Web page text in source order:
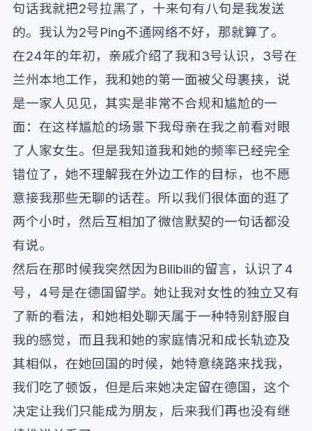
句话我就把2号拉黑了，十来句有八句是我发送
的。我认为2号Ping不通网络不好，那就算了。
在24年的年初，亲戚介绍了我和3号认识，3号在
兰州本地工作，我和她的第一面被父母裹挟，说
是一家人见见，其实是非常不合规和尴尬的一
面：在这样尴尬的场景下我母亲在我之前看对眼
了人家女生。但是我知道我和她的频率已经完全
错位了，她不理解我在外边工作的目标，也不愿
意接我那些无聊的话茬。所以我们很体面的逛了
两个小时，然后互相加了微信默契的一句话都没
有说。
然后在那时候我突然因为Bilibili的留言，认识了4
号，4号是在德国留学。她让我对女性的独立又有
了新的看法，和她相处聊天属于一种特别舒服自
我的感觉，而且我和她的家庭情况和成长轨迹及
其相似，在她回国的时候，她特意绕路来找我，
我们吃了顿饭，但是后来她决定留在德国，这个
决定让我们只能成为朋友，后来我们再也没有继